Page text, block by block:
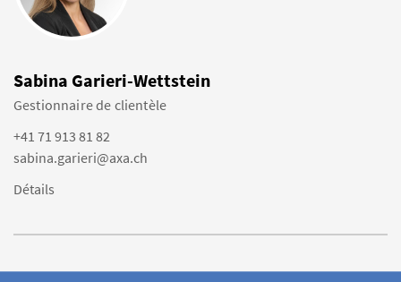
Sabina Garieri-Wettstein
Gestionnaire de clientèle
+41 71 913 81 82
sabina.garieri@axa.ch
Détails